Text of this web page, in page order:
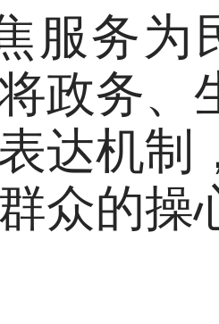
服务为
政务、
达机制
众的操